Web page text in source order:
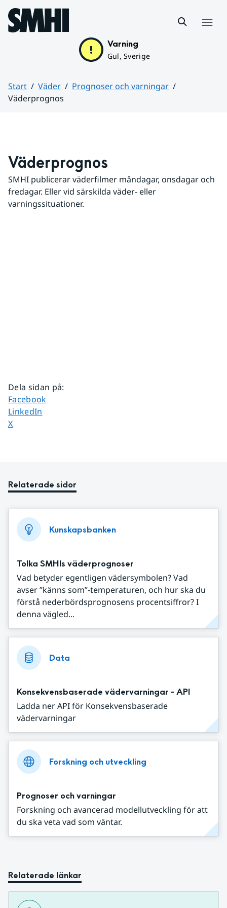
Hoppa till sidans innehåll
Varning
Gul, Sverige
Start Väder
Prognoser och varningar
Väderprognos
Väderprognos
SMHI publicerar väderfilmer måndagar, onsdagar och
fredagar. Eller vid särskilda väder- eller
varningssituationer.
Dela sidan på:
Dela sidan på
Facebook
Dela sidan på
LinkedIn
Dela sidan på
X
Relaterade sidor
Kunskapsbanken
Tolka SMHIs väderprognoser
Vad betyder egentligen vädersymbolen? Vad
avser ”känns som”-temperaturen, och hur ska du
förstå nederbördsprognosens procentsiffror? I
denna vägled...
Data
Konsekvensbaserade vädervarningar - API
Ladda ner API för Konsekvensbaserade
vädervarningar
Forskning och utveckling
Prognoser och varningar
Forskning och avancerad modellutveckling för att
du ska veta vad som väntar.
Relaterade länkar